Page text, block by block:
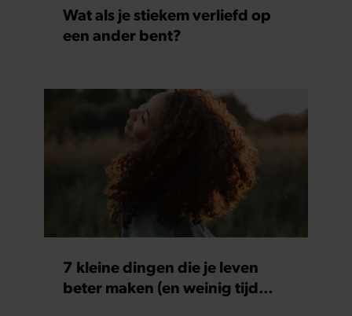
Wat als je stiekem verliefd op
een ander bent?
7 kleine dingen die je leven
beter maken (en weinig tijd